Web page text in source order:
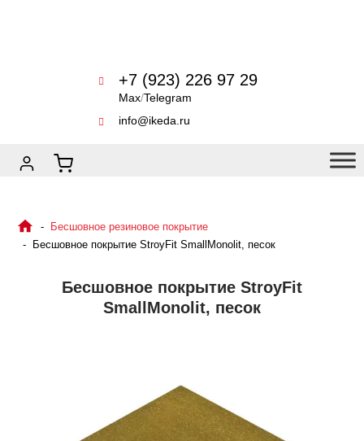
+7 (923) 226 97 29
Max/Telegram
info@ikeda.ru
Бесшовное резиновое покрытие
Бесшовное покрытие StroyFit SmallMonolit, песок
Бесшовное покрытие StroyFit
SmallMonolit, песок